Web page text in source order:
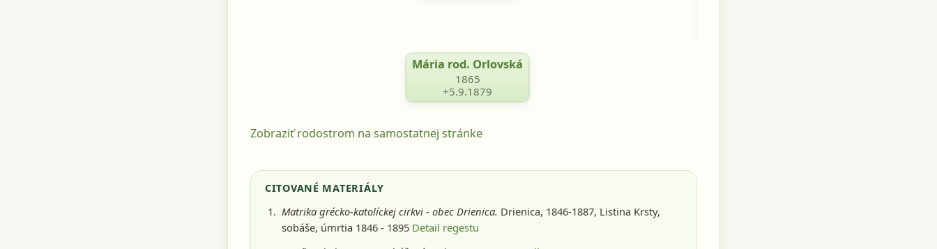
Mária rod. Orlovská
1865
+5.9.1879
Zobraziť rodostrom na samostatnej stránke
CITOVANÉ MATERIÁLY
Matrika grécko-katolíckej cirkvi - obec Drienica. Drienica, 1846-1887, Listina Krsty,
sobáše, úmrtia 1846 - 1895 Detail regestu